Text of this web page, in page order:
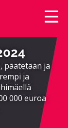
päätetään ja
ja
000 euroa